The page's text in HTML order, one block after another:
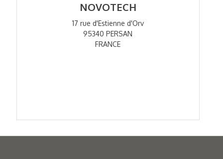
NOVOTECH
17 rue d'Estienne d'Orv
95340 PERSAN
FRANCE